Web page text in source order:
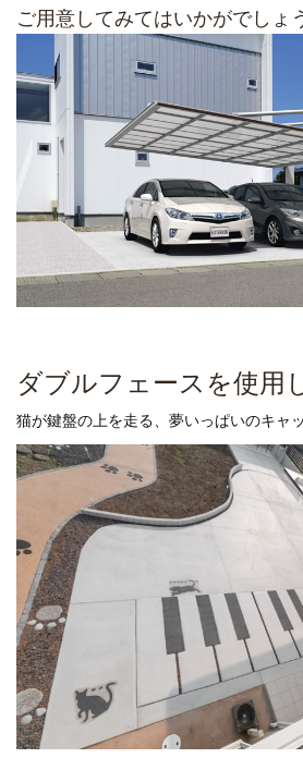
ご用意してみてはいかがでしょ
ダブルフェースを使用
猫が鍵盤の上を走る、夢いっぱいのキャ